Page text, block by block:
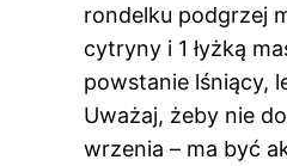
rondelku podgrzej
cytryny i 1 łyżką
powstanie lśniący,
Uważaj, żeby nie
wrzenia – ma być